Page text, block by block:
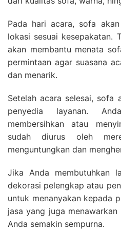
Pada hari acara, sofa
lokasi sesuai kesepakatan.
akan membantu menata
permintaan agar suasana
dan menarik.
Setelah acara selesai, sofa
penyedia layanan.
membersihkan atau
sudah diurus oleh
menguntungkan dan
Jika Anda membutuhkan
dekorasi pelengkap atau
untuk menanyakan kepada
jasa yang juga
Anda semakin sempurna.